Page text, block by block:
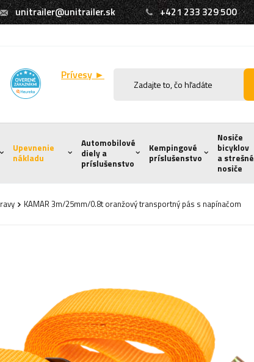
unitrailer@unitrailer.sk +421 233 329 500
Prívesy ►
Upevnenie
nákladu
Automobilové
diely a
príslušenstvo
Kempingové
príslušenstvo
Nosiče
bicyklov
a strešné
nosiče
KAMAR 3m/25mm/0.8t oranžový transportný pás s napínačom